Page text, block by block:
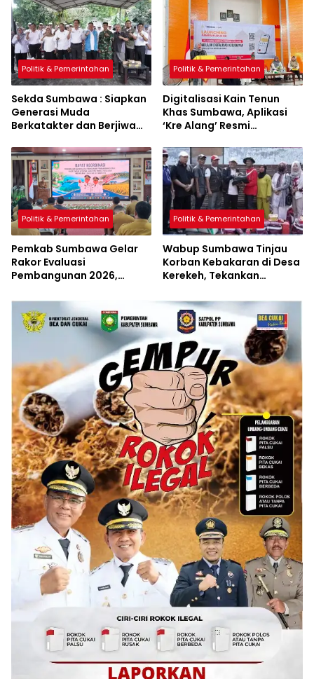
Politik & Pemerintahan
Sekda Sumbawa : Siapkan
Generasi Muda
Berkatakter dan Berjiwa
Politik & Pemerintahan
Digitalisasi Kain Tenun
Khas Sumbawa, Aplikasi
‘Kre Alang’ Resmi
Politik & Pemerintahan
Pemkab Sumbawa Gelar
Rakor Evaluasi
Pembangunan 2026,
Perubahan Resmi
Diluncurkan
Politik & Pemerintahan
Wabup Sumbawa Tinjau
Korban Kebakaran di Desa
Kerekeh, Tekankan